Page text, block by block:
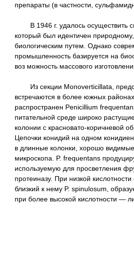
препараты (в частности,
В 1946 г. удалось осуществить
который был идентичен
биологическим путем. Однако
промышленность базируется на
воз можность массового
Из секции Monoverticillata,
встречаются в более южных
распространен Penicillium
питательной среде широко
колонии с красновато-коричневой
Цепочки конидий на одном
в длинные колонки, хорошо
микроскопа. P. frequentans
используемую для просветления
протеиназу. При низкой
близкий к нему P. spinulosum,
при более высокой кислотности —